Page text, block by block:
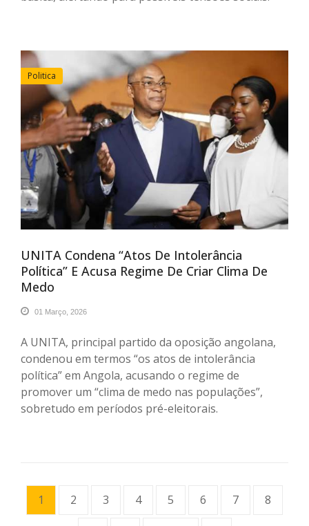
Politica
UNITA Condena “atos De Intolerância
Política” E Acusa Regime De Criar Clima De
Medo
01 Março, 2026
A UNITA, principal partido da oposição angolana,
condenou em termos “os atos de intolerância
política” em Angola, acusando o regime de
promover um “clima de medo nas populações”,
sobretudo em períodos pré-eleitorais.
1 2 3 4 5 6 7 8